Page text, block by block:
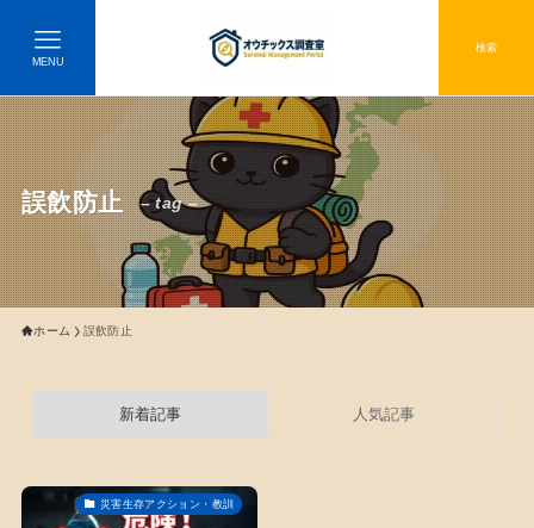
検索
MENU
誤飲防止 – tag –
ホーム 誤飲防止
新着記事 人気記事
災害生存アクション・教訓